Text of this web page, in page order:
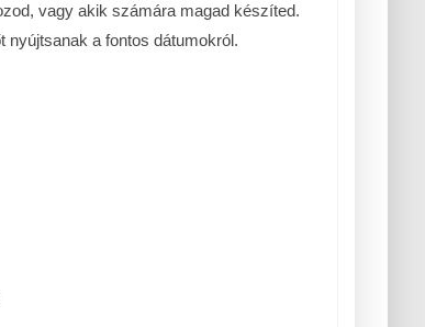
vagy akik számára magad készíted.
nyújtsanak a fontos dátumokról.